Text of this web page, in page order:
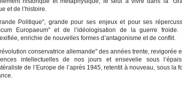
et de l’histoire.
Politique", grande pour ses enjeux et pour ses
Europaeum" et de l’idéologisation de la guerre
enrichie de nouvelles formes d’antagonisme et de conflit.
conservatrice allemande" des années trente, revigorée
intellectuelles de nos jours et ensevelie sous
de l’Europe de l’après 1945, retentit à nouveau, sous la